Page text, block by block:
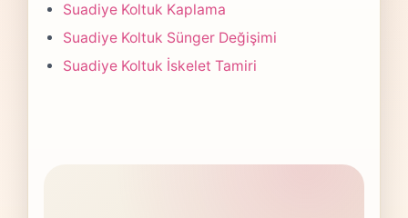
Suadiye Koltuk Kaplama
Suadiye Koltuk Sünger Değişimi
Suadiye Koltuk İskelet Tamiri